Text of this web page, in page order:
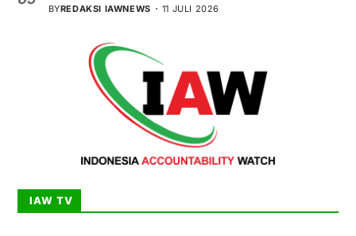
BYREDAKSI IAWNEWS 11 JULI 2026
IAW TV